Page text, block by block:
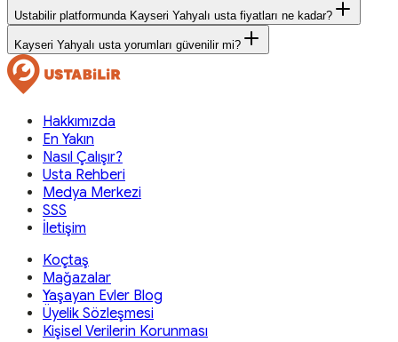
Ustabilir platformunda Kayseri Yahyalı usta fiyatları ne kadar?
Kayseri Yahyalı usta yorumları güvenilir mi?
Hakkımızda
En Yakın
Nasıl Çalışır?
Usta Rehberi
Medya Merkezi
SSS
İletişim
Koçtaş
Mağazalar
Yaşayan Evler Blog
Üyelik Sözleşmesi
Kişisel Verilerin Korunması